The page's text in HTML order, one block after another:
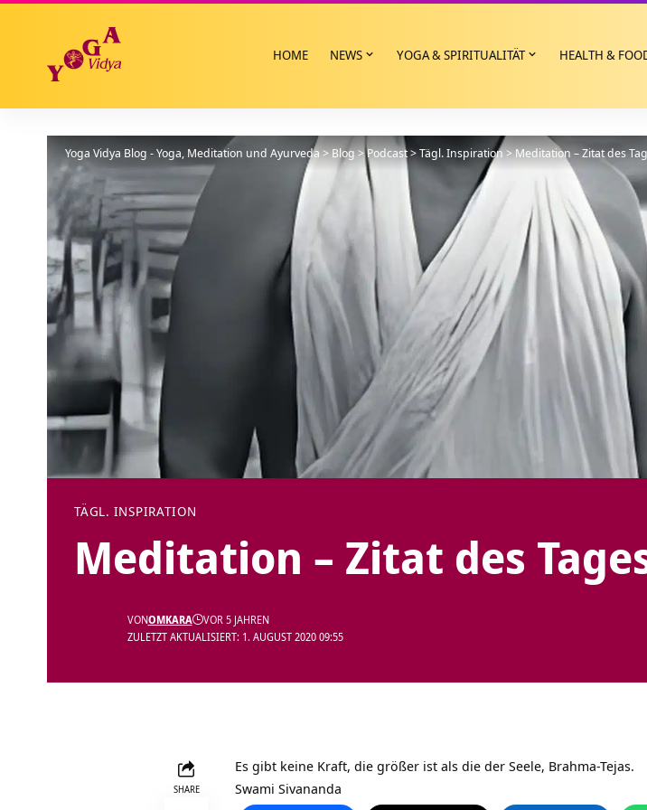
HOME NEWS YOGA & SPIRITUALITÄT HEALTH &
Yoga Vidya Blog - Yoga, Meditation und Ayurveda>Blog>Podcast>Tägl. Inspiration>Meditation – Zitat des
TÄGL. INSPIRATION
Meditation – Zitat des
ZULETZT AKTUALISIERT: 1. AUGUST 2020 09:55
VONOMKARA VOR 5 JAHREN
SHARE
Es gibt keine Kraft, die größer ist als die der Seele, Brahma-Tejas.
Swami Sivananda